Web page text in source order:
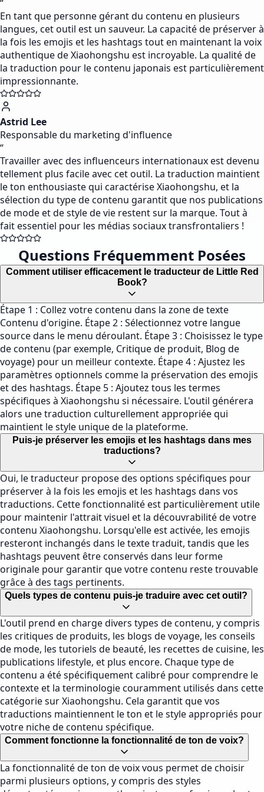
“
En tant que personne gérant du contenu en plusieurs
langues, cet outil est un sauveur. La capacité de préserver à
la fois les emojis et les hashtags tout en maintenant la voix
authentique de Xiaohongshu est incroyable. La qualité de
la traduction pour le contenu japonais est particulièrement
impressionnante.
Astrid Lee
Responsable du marketing d'influence
“
Travailler avec des influenceurs internationaux est devenu
tellement plus facile avec cet outil. La traduction maintient
le ton enthousiaste qui caractérise Xiaohongshu, et la
sélection du type de contenu garantit que nos publications
de mode et de style de vie restent sur la marque. Tout à
fait essentiel pour les médias sociaux transfrontaliers !
Questions Fréquemment Posées
Comment utiliser efficacement le traducteur de Little Red
Book?
Étape 1 : Collez votre contenu dans la zone de texte
Contenu d'origine. Étape 2 : Sélectionnez votre langue
source dans le menu déroulant. Étape 3 : Choisissez le type
de contenu (par exemple, Critique de produit, Blog de
voyage) pour un meilleur contexte. Étape 4 : Ajustez les
paramètres optionnels comme la préservation des emojis
et des hashtags. Étape 5 : Ajoutez tous les termes
spécifiques à Xiaohongshu si nécessaire. L'outil générera
alors une traduction culturellement appropriée qui
maintient le style unique de la plateforme.
Puis-je préserver les emojis et les hashtags dans mes
traductions?
Oui, le traducteur propose des options spécifiques pour
préserver à la fois les emojis et les hashtags dans vos
traductions. Cette fonctionnalité est particulièrement utile
pour maintenir l'attrait visuel et la découvrabilité de votre
contenu Xiaohongshu. Lorsqu'elle est activée, les emojis
resteront inchangés dans le texte traduit, tandis que les
hashtags peuvent être conservés dans leur forme
originale pour garantir que votre contenu reste trouvable
grâce à des tags pertinents.
Quels types de contenu puis-je traduire avec cet outil?
L'outil prend en charge divers types de contenu, y compris
les critiques de produits, les blogs de voyage, les conseils
de mode, les tutoriels de beauté, les recettes de cuisine, les
publications lifestyle, et plus encore. Chaque type de
contenu a été spécifiquement calibré pour comprendre le
contexte et la terminologie couramment utilisés dans cette
catégorie sur Xiaohongshu. Cela garantit que vos
traductions maintiennent le ton et le style appropriés pour
votre niche de contenu spécifique.
Comment fonctionne la fonctionnalité de ton de voix?
La fonctionnalité de ton de voix vous permet de choisir
parmi plusieurs options, y compris des styles